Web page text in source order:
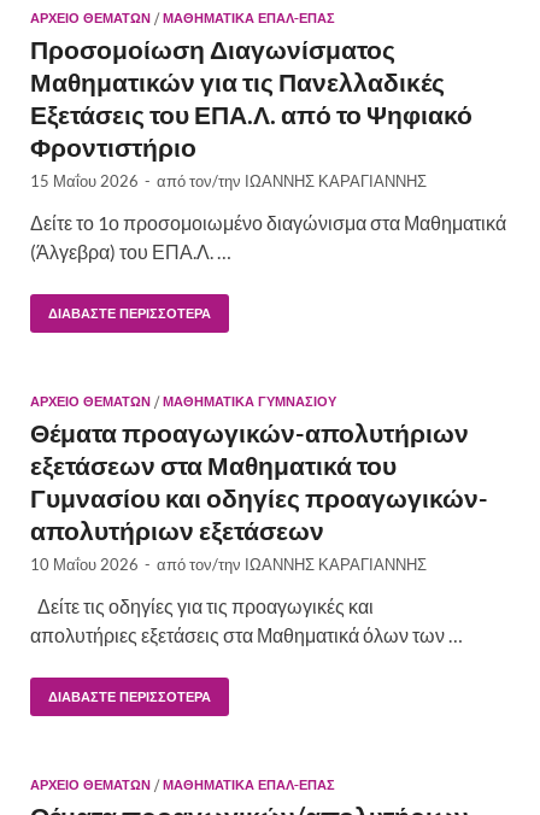
ΑΡΧΕΙΟ ΘΕΜΑΤΩΝ /ΜΑΘΗΜΑΤΙΚΆ ΕΠΑΛ-ΕΠΑΣ
Προσομοίωση Διαγωνίσματος
Μαθηματικών για τις Πανελλαδικές
Εξετάσεις του ΕΠΑ.Λ. από το Ψηφιακό
Φροντιστήριο
15 Μαΐου 2026 - από τον/την ΙΩΑΝΝΗΣ ΚΑΡΑΓΙΑΝΝΗΣ
Δείτε το 1ο προσομοιωμένο διαγώνισμα στα Μαθηματικά
(Άλγεβρα) του ΕΠΑ.Λ. …
ΔΙΑΒΆΣΤΕ ΠΕΡΙΣΣΌΤΕΡΑ
ΑΡΧΕΙΟ ΘΕΜΑΤΩΝ /ΜΑΘΗΜΑΤΙΚΆ ΓΥΜΝΑΣΊΟΥ
Θέματα προαγωγικών-απολυτήριων
εξετάσεων στα Μαθηματικά του
Γυμνασίου και οδηγίες προαγωγικών-
απολυτήριων εξετάσεων
10 Μαΐου 2026 - από τον/την ΙΩΑΝΝΗΣ ΚΑΡΑΓΙΑΝΝΗΣ
Δείτε τις οδηγίες για τις προαγωγικές και
απολυτήριες εξετάσεις στα Μαθηματικά όλων των …
ΔΙΑΒΆΣΤΕ ΠΕΡΙΣΣΌΤΕΡΑ
ΑΡΧΕΙΟ ΘΕΜΑΤΩΝ /ΜΑΘΗΜΑΤΙΚΆ ΕΠΑΛ-ΕΠΑΣ